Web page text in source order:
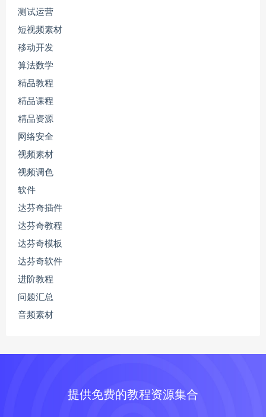
测试运营
短视频素材
移动开发
算法数学
精品教程
精品课程
精品资源
网络安全
视频素材
视频调色
软件
达芬奇插件
达芬奇教程
达芬奇模板
达芬奇软件
进阶教程
问题汇总
音频素材
提供免费的教程资源集合